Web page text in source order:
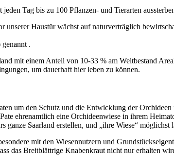
Tag bis zu 100 Pflanzen- und Tierarten
Haustür wächst auf naturverträglich
genannt .
mit einem Anteil von 10-33 % am Weltbestand
um dauerhaft hier leben zu können.
um den Schutz und die Entwicklung der
ehrenamtlich eine Orchideenwiese in ihrem
Saarland erstellen, und „ihre Wiese“ möglichst
mit den Wiesennutzern und
das Breitblättrige Knabenkraut nicht nur erhalten